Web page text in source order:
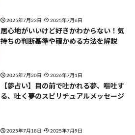
2025年7月23日 2025年7月6日
居心地がいいけど好きかわからない！気
持ちの判断基準や確かめる方法を解説
2025年7月20日 2026年7月1日
【夢占い】目の前で吐かれる夢、嘔吐す
る、吐く夢のスピリチュアルメッセージ
2025年7月18日 2025年7月9日